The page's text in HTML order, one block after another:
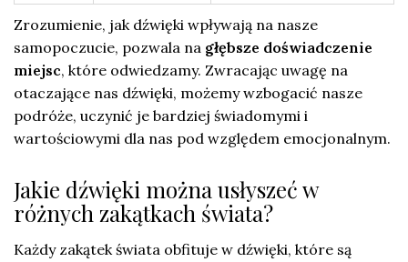
Zrozumienie, jak dźwięki wpływają na nasze
samopoczucie, pozwala na głębsze doświadczenie
miejsc, które odwiedzamy. Zwracając uwagę na
otaczające nas dźwięki, możemy wzbogacić nasze
podróże, uczynić je bardziej świadomymi i
wartościowymi dla nas pod względem emocjonalnym.
Jakie dźwięki można usłyszeć w
różnych zakątkach świata?
Każdy zakątek świata obfituje w dźwięki, które są